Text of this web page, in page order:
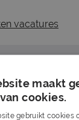
vacatures
maakt
van cookies.
gebruikt cookies